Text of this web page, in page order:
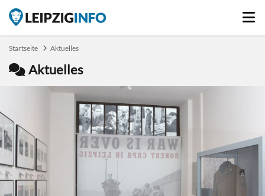
Startseite Aktuelles
Aktuelles